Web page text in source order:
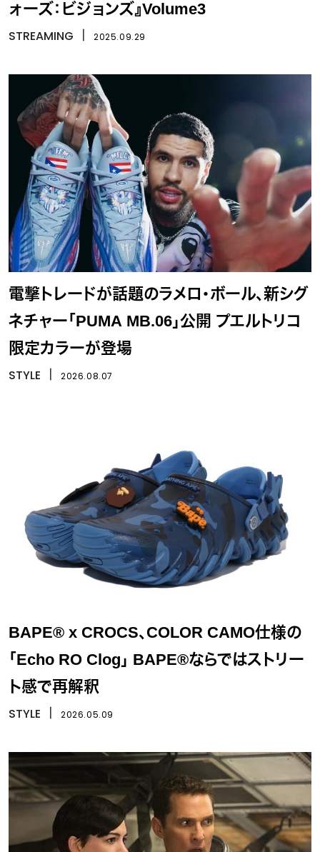
ォーズ：ビジョンズ』Volume3
STREAMING 2025.09.29
電撃トレードが話題のラメロ・ボール、新シグ
ネチャー「PUMA MB.06」公開 プエルトリコ
限定カラーが登場
STYLE 2026.08.07
BAPE® x CROCS、COLOR CAMO仕様の
「Echo RO Clog」 BAPE®ならではストリー
ト感で再解釈
STYLE 2026.05.09